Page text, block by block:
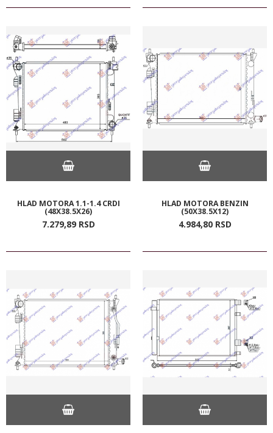
HLAD MOTORA 1.1-1.4 CRDI
(48X38.5X26)
7.279,89 RSD
HLAD MOTORA BENZIN
(50X38.5X12)
4.984,80 RSD